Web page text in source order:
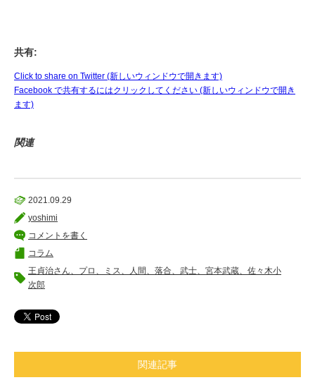
共有:
Click to share on Twitter (新しいウィンドウで開きます)
Facebook で共有するにはクリックしてください (新しいウィンドウで開き
ます)
関連
2021.09.29
yoshimi
コメントを書く
コラム
王貞治さん、プロ、ミス、人間、落合、武士、宮本武蔵、佐々木小
次郎
関連記事